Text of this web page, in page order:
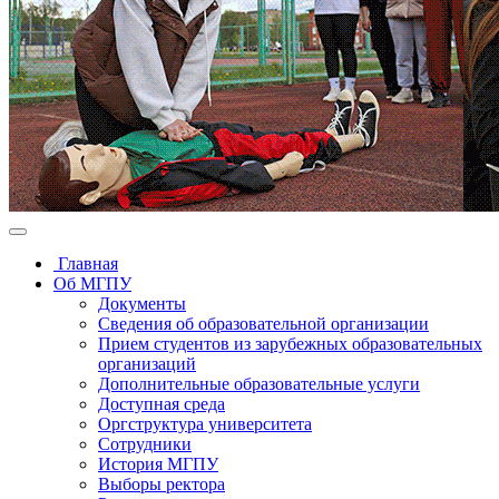
Главная
Об МГПУ
Документы
Сведения об образовательной организации
Прием студентов из зарубежных образовательных
организаций
Дополнительные образовательные услуги
Доступная среда
Оргструктура университета
Сотрудники
История МГПУ
Выборы ректора